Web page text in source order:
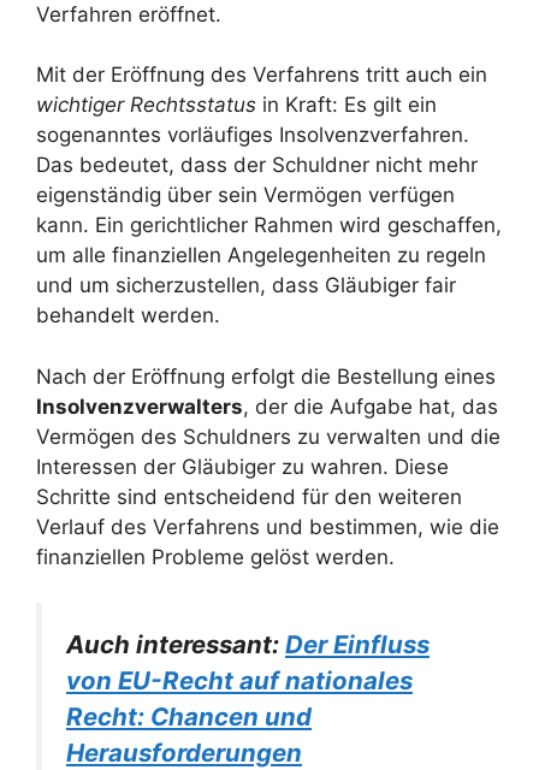
Verfahren eröffnet.
Mit der Eröffnung des Verfahrens tritt auch ein
wichtiger Rechtsstatus in Kraft: Es gilt ein
sogenanntes vorläufiges Insolvenzverfahren.
Das bedeutet, dass der Schuldner nicht mehr
eigenständig über sein Vermögen verfügen
kann. Ein gerichtlicher Rahmen wird geschaffen,
um alle finanziellen Angelegenheiten zu regeln
und um sicherzustellen, dass Gläubiger fair
behandelt werden.
Nach der Eröffnung erfolgt die Bestellung eines
Insolvenzverwalters, der die Aufgabe hat, das
Vermögen des Schuldners zu verwalten und die
Interessen der Gläubiger zu wahren. Diese
Schritte sind entscheidend für den weiteren
Verlauf des Verfahrens und bestimmen, wie die
finanziellen Probleme gelöst werden.
Auch interessant: Der Einfluss
von EU-Recht auf nationales
Recht: Chancen und
Herausforderungen